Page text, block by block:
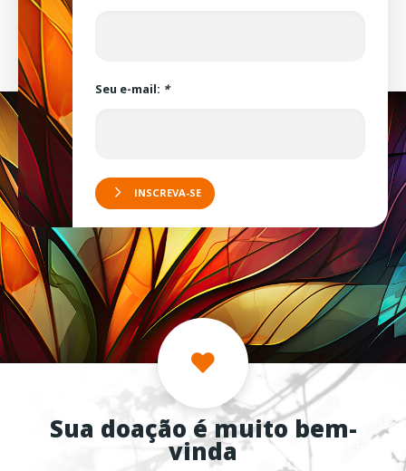
Seu e-mail: *
INSCREVA-SE
Sua doação é muito bem-
vinda